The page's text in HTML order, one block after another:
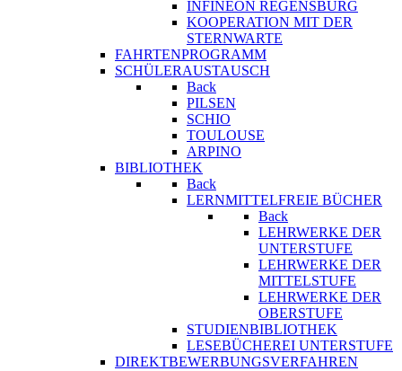
INFINEON REGENSBURG
KOOPERATION MIT DER
STERNWARTE
FAHRTENPROGRAMM
SCHÜLERAUSTAUSCH
Back
PILSEN
SCHIO
TOULOUSE
ARPINO
BIBLIOTHEK
Back
LERNMITTELFREIE BÜCHER
Back
LEHRWERKE DER
UNTERSTUFE
LEHRWERKE DER
MITTELSTUFE
LEHRWERKE DER
OBERSTUFE
STUDIENBIBLIOTHEK
LESEBÜCHEREI UNTERSTUFE
DIREKTBEWERBUNGSVERFAHREN